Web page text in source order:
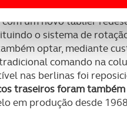
cookies para
de redes
partilhamos
organizações na UE e em
ACP garantirá que as
e quando tal se
produção, o F 103
um novo tablier
o sistema de
optar, mediante
comando na
nas berlinas foi
traseiros foram
em produção desde